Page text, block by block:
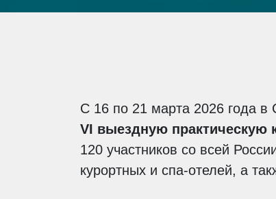
С 16 по 21 марта 2026 года в
VI выездную практическую
120 участников со всей
курортных и спа-отелей, а